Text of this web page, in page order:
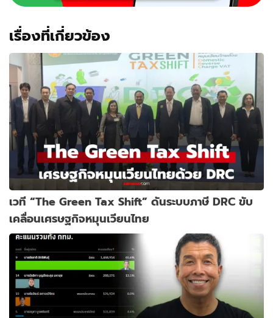
เรื่องที่เกี่ยวข้อง
เวที “The Green Tax Shift” ดันระบบภาษี DRC ขับ
เคลื่อนเศรษฐกิจหมุนเวียนไทย